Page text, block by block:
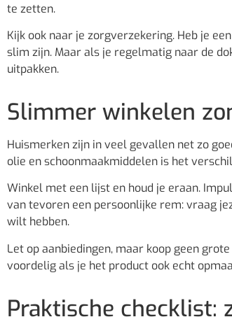
te zetten.
Kijk ook naar je zorgverzekering. Heb je
slim zijn. Maar als je regelmatig naar de
uitpakken.
Slimmer winkelen
Huismerken zijn in veel gevallen net zo
olie en schoonmaakmiddelen is het
Winkel met een lijst en houd je eraan.
van tevoren een persoonlijke rem: vraag
wilt hebben.
Let op aanbiedingen, maar koop geen
voordelig als je het product ook echt
Praktische checklist: